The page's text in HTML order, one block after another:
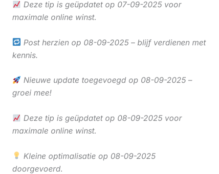
Deze tip is geüpdatet op 07-09-2025 voor
maximale online winst.
Post herzien op 08-09-2025 – blijf verdienen met
kennis.
Nieuwe update toegevoegd op 08-09-2025 –
groei mee!
Deze tip is geüpdatet op 08-09-2025 voor
maximale online winst.
Kleine optimalisatie op 08-09-2025
doorgevoerd.